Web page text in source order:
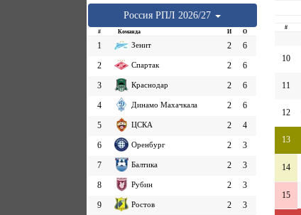
Россия РПЛ 2026/27
# Команда И О
1 Зенит 2
6
2
Спартак 2
6
3
Краснодар 2
6
4
Динамо Махачкала 2
6
5
ЦСКА 2
4
6
Оренбург 2
3
7
Балтика 2
3
8
Рубин 2
3
9
Ростов 2
3
#
10
11
12
13
14
15